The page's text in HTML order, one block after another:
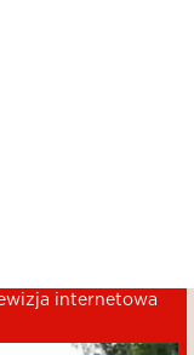
internetowa